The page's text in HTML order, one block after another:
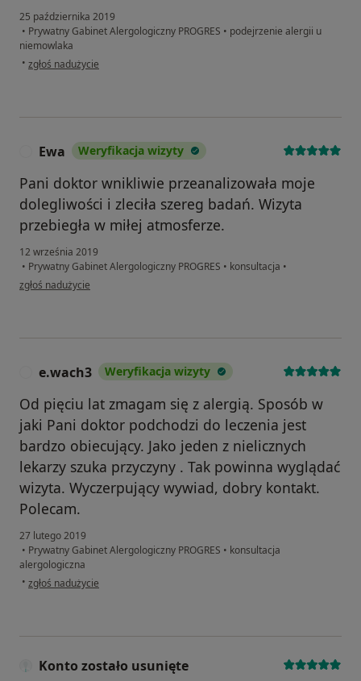
25 października 2019
• Prywatny Gabinet Alergologiczny PROGRES • podejrzenie alergii u
niemowlaka
• w opinii użytkownika Magda P.
zgłoś nadużycie
Ewa Weryfikacja wizyty
Pani doktor wnikliwie przeanalizowała moje
dolegliwości i zleciła szereg badań. Wizyta
przebiegła w miłej atmosferze.
12 września 2019
• Prywatny Gabinet Alergologiczny PROGRES • konsultacja •
w opinii użytkownika Ewa
zgłoś nadużycie
e.wach3 Weryfikacja wizyty
Od pięciu lat zmagam się z alergią. Sposób w
jaki Pani doktor podchodzi do leczenia jest
bardzo obiecujący. Jako jeden z nielicznych
lekarzy szuka przyczyny . Tak powinna wyglądać
wizyta. Wyczerpujący wywiad, dobry kontakt.
Polecam.
27 lutego 2019
• Prywatny Gabinet Alergologiczny PROGRES • konsultacja
alergologiczna
• w opinii użytkownika e.wach3
zgłoś nadużycie
Konto zostało usunięte